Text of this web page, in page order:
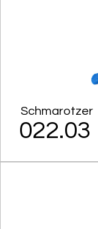
Schmarotzer
022.03